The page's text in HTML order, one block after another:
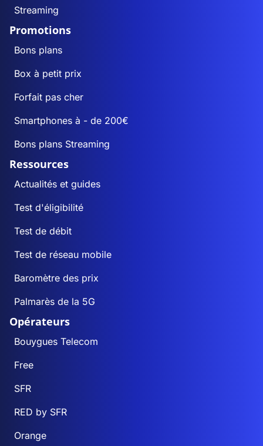
Streaming
Promotions
Bons plans
Box à petit prix
Forfait pas cher
Smartphones à - de 200€
Bons plans Streaming
Ressources
Actualités et guides
Test d'éligibilité
Test de débit
Test de réseau mobile
Baromètre des prix
Palmarès de la 5G
Opérateurs
Bouygues Telecom
Free
SFR
RED by SFR
Orange